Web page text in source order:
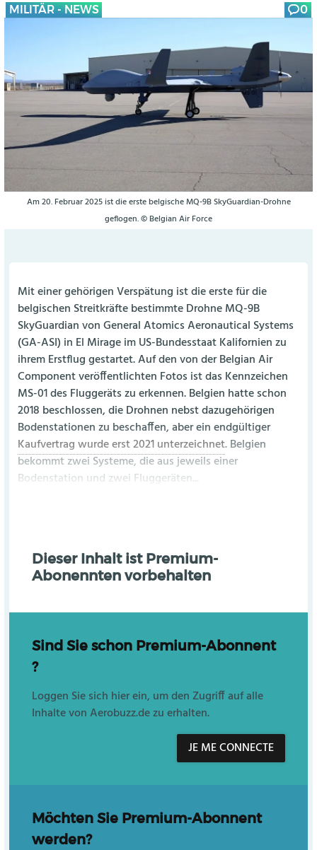
MILITÄR - NEWS 0
Am 20. Februar 2025 ist die erste belgische MQ-9B SkyGuardian-Drohne
geflogen. © Belgian Air Force
Mit einer gehörigen Verspätung ist die erste für die
belgischen Streitkräfte bestimmte Drohne MQ-9B
SkyGuardian von General Atomics Aeronautical Systems
(GA-ASI) in El Mirage im US-Bundesstaat Kalifornien zu
ihrem Erstflug gestartet. Auf den von der Belgian Air
Component veröffentlichten Fotos ist das Kennzeichen
MS-01 des Fluggeräts zu erkennen. Belgien hatte schon
2018 beschlossen, die Drohnen nebst dazugehörigen
Bodenstationen zu beschaffen, aber ein endgültiger
Kaufvertrag wurde erst 2021 unterzeichnet. Belgien
bekommt zwei Systeme, die aus jeweils einer
Bodenstation und zwei Fluggeräten...
Dieser Inhalt ist Premium-
Abonennten vorbehalten
Sind Sie schon Premium-Abonnent
?
Loggen Sie sich hier ein, um den Zugriff auf alle
Inhalte von Aerobuzz.de zu erhalten.
JE ME CONNECTE
Möchten Sie Premium-Abonnent
werden?